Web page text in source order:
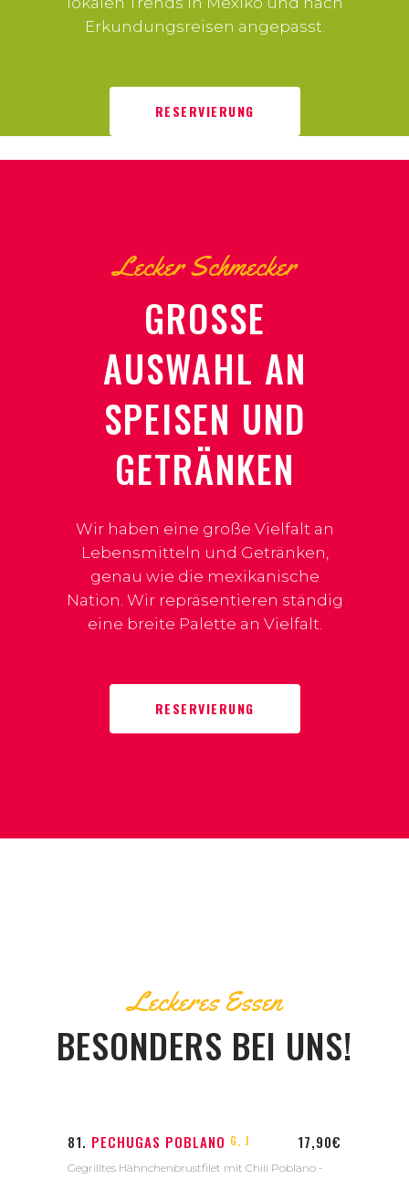
Erkundungsreisen angepasst.
RESERVIERUNG
Lecker Schmecker
GROSSE A
USWAHL AN S
PEISEN UND G
ETRÄNKEN
Wir haben eine große Vielfalt an
Lebensmitteln und Getränken,
genau wie die mexikanische
Nation. Wir repräsentieren ständig
eine breite Palette an Vielfalt.
RESERVIERUNG
Leckeres Essen
BESONDERS BEI UNS!
81. PECHUGAS POBLANO G, J 17,90€
Gegrilltes Hähnchenbrustfilet mit Chili Poblano -